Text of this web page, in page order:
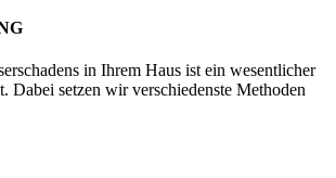
in Ihrem Haus ist ein wesentlicher
Dabei setzen wir verschiedenste Methoden